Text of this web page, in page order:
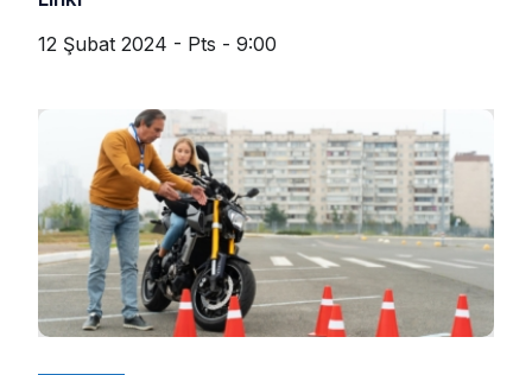
12 Şubat 2024 - Pts - 9:00